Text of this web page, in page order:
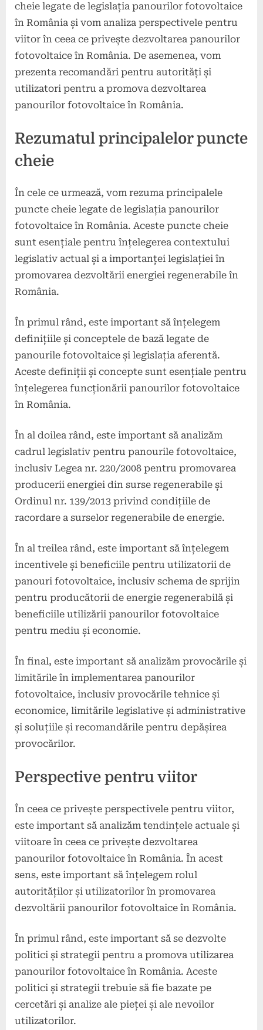
cheie legate de legislația panourilor fotovoltaice
în România și vom analiza perspectivele pentru
viitor în ceea ce privește dezvoltarea panourilor
fotovoltaice în România. De asemenea, vom
prezenta recomandări pentru autorități și
utilizatori pentru a promova dezvoltarea
panourilor fotovoltaice în România.
Rezumatul principalelor puncte
cheie
În cele ce urmează, vom rezuma principalele
puncte cheie legate de legislația panourilor
fotovoltaice în România. Aceste puncte cheie
sunt esențiale pentru înțelegerea contextului
legislativ actual și a importanței legislației în
promovarea dezvoltării energiei regenerabile în
România.
În primul rând, este important să înțelegem
definițiile și conceptele de bază legate de
panourile fotovoltaice și legislația aferentă.
Aceste definiții și concepte sunt esențiale pentru
înțelegerea funcționării panourilor fotovoltaice
în România.
În al doilea rând, este important să analizăm
cadrul legislativ pentru panourile fotovoltaice,
inclusiv Legea nr. 220/2008 pentru promovarea
producerii energiei din surse regenerabile și
Ordinul nr. 139/2013 privind condițiile de
racordare a surselor regenerabile de energie.
În al treilea rând, este important să înțelegem
incentivele și beneficiile pentru utilizatorii de
panouri fotovoltaice, inclusiv schema de sprijin
pentru producătorii de energie regenerabilă și
beneficiile utilizării panourilor fotovoltaice
pentru mediu și economie.
În final, este important să analizăm provocările și
limitările în implementarea panourilor
fotovoltaice, inclusiv provocările tehnice și
economice, limitările legislative și administrative
și soluțiile și recomandările pentru depășirea
provocărilor.
Perspective pentru viitor
În ceea ce privește perspectivele pentru viitor,
este important să analizăm tendințele actuale și
viitoare în ceea ce privește dezvoltarea
panourilor fotovoltaice în România. În acest
sens, este important să înțelegem rolul
autorităților și utilizatorilor în promovarea
dezvoltării panourilor fotovoltaice în România.
În primul rând, este important să se dezvolte
politici și strategii pentru a promova utilizarea
panourilor fotovoltaice în România. Aceste
politici și strategii trebuie să fie bazate pe
cercetări și analize ale pieței și ale nevoilor
utilizatorilor.